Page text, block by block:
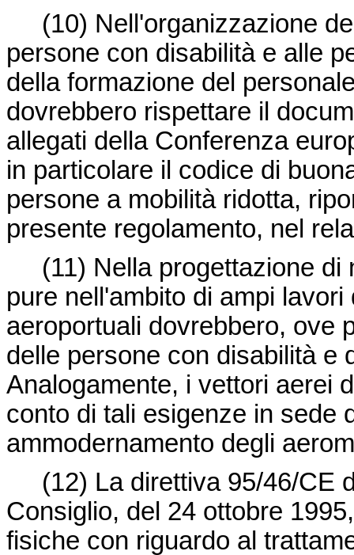
(10) Nell'organizzazione
persone con disabilità e alle
della formazione del
dovrebbero rispettare il
allegati della Conferenza
in particolare il codice di
persone a mobilità ridotta,
presente regolamento, nel
(11) Nella progettazione di
pure nell'ambito di ampi
aeroportuali dovrebbero, ove
delle persone con disabilità e
Analogamente, i vettori aerei
conto di tali esigenze in sede
ammodernamento degli
(12) La direttiva 95/46/CE
Consiglio, del 24 ottobre
fisiche con riguardo al